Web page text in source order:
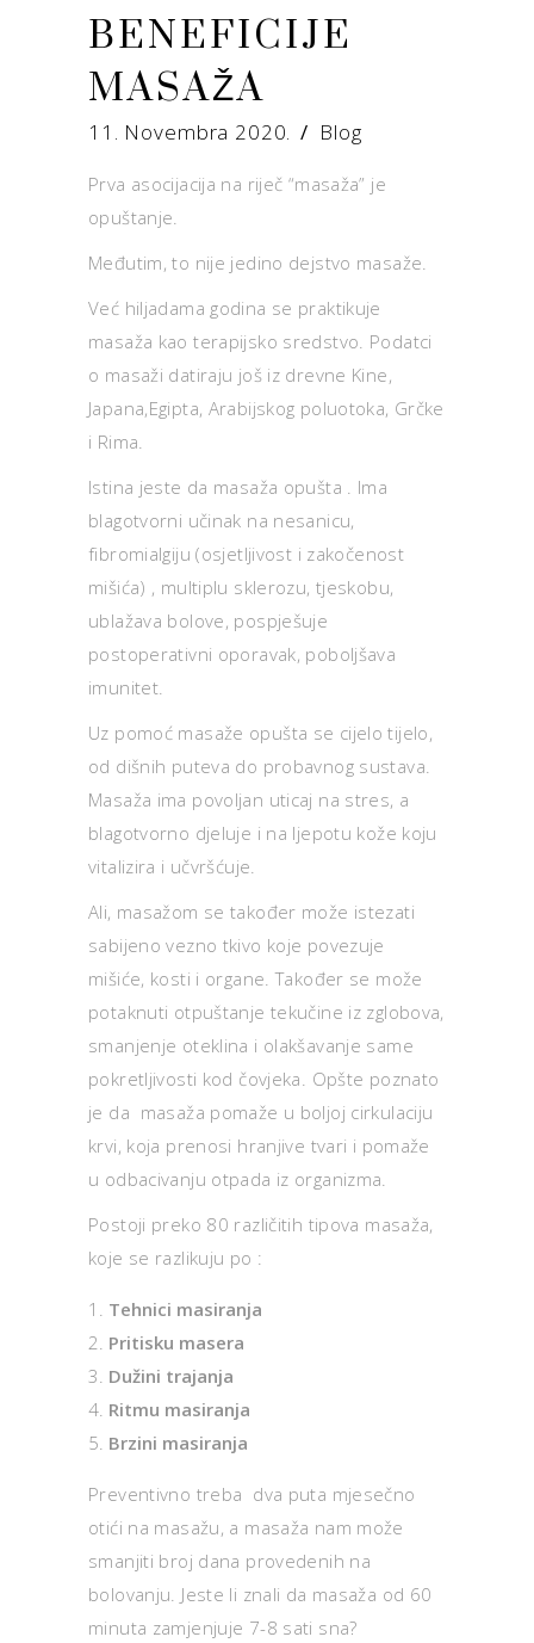
BENEFICIJE
MASAŽA
11. Novembra 2020. Blog
Prva asocijacija na riječ “masaža” je
opuštanje.
Međutim, to nije jedino dejstvo masaže.
Već hiljadama godina se praktikuje
masaža kao terapijsko sredstvo. Podatci
o masaži datiraju još iz drevne Kine,
Japana,Egipta, Arabijskog poluotoka, Grčke
i Rima.
Istina jeste da masaža opušta . Ima
blagotvorni učinak na nesanicu,
fibromialgiju (osjetljivost i zakočenost
mišića) , multiplu sklerozu, tjeskobu,
ublažava bolove, pospješuje
postoperativni oporavak, poboljšava
imunitet.
Uz pomoć masaže opušta se cijelo tijelo,
od dišnih puteva do probavnog sustava.
Masaža ima povoljan uticaj na stres, a
blagotvorno djeluje i na ljepotu kože koju
vitalizira i učvršćuje.
Ali, masažom se također može istezati
sabijeno vezno tkivo koje povezuje
mišiće, kosti i organe. Također se može
potaknuti otpuštanje tekučine iz zglobova,
smanjenje oteklina i olakšavanje same
pokretljivosti kod čovjeka. Opšte poznato
je da masaža pomaže u boljoj cirkulaciju
krvi, koja prenosi hranjive tvari i pomaže
u odbacivanju otpada iz organizma.
Postoji preko 80 različitih tipova masaža,
koje se razlikuju po :
Tehnici masiranja
Pritisku masera
Dužini trajanja
Ritmu masiranja
Brzini masiranja
Preventivno treba dva puta mjesečno
otići na masažu, a masaža nam može
smanjiti broj dana provedenih na
bolovanju. Jeste li znali da masaža od 60
minuta zamjenjuje 7-8 sati sna?